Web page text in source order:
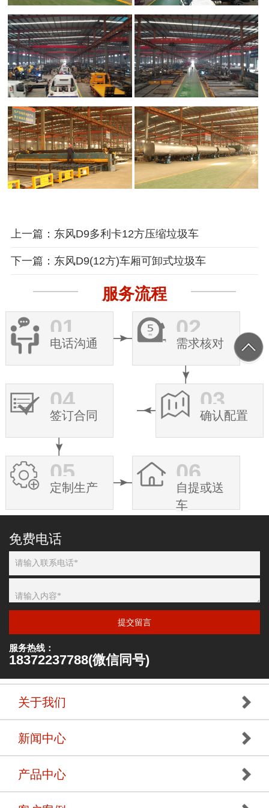
上一篇：东风D9多利卡12方压缩垃圾车
下一篇：东风D9(12方)车厢可卸式垃圾车
服务流程
01
电话沟通
02
需求核对
03
确认配置
04
签订合同
05
定制生产
06
自提或送
车
免费电话
提交留言
服务热线：
18372237788(微信同号)
关于我们
新闻中心
产品中心